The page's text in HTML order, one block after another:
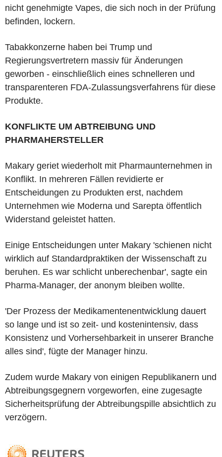
nicht genehmigte Vapes, die sich noch in der Prüfung
befinden, lockern.
Tabakkonzerne haben bei Trump und
Regierungsvertretern massiv für Änderungen
geworben - einschließlich eines schnelleren und
transparenteren FDA-Zulassungsverfahrens für diese
Produkte.
KONFLIKTE UM ABTREIBUNG UND
PHARMAHERSTELLER
Makary geriet wiederholt mit Pharmaunternehmen in
Konflikt. In mehreren Fällen revidierte er
Entscheidungen zu Produkten erst, nachdem
Unternehmen wie Moderna und Sarepta öffentlich
Widerstand geleistet hatten.
Einige Entscheidungen unter Makary 'schienen nicht
wirklich auf Standardpraktiken der Wissenschaft zu
beruhen. Es war schlicht unberechenbar', sagte ein
Pharma-Manager, der anonym bleiben wollte.
'Der Prozess der Medikamentenentwicklung dauert
so lange und ist so zeit- und kostenintensiv, dass
Konsistenz und Vorhersehbarkeit in unserer Branche
alles sind', fügte der Manager hinzu.
Zudem wurde Makary von einigen Republikanern und
Abtreibungsgegnern vorgeworfen, eine zugesagte
Sicherheitsprüfung der Abtreibungspille absichtlich zu
verzögern.